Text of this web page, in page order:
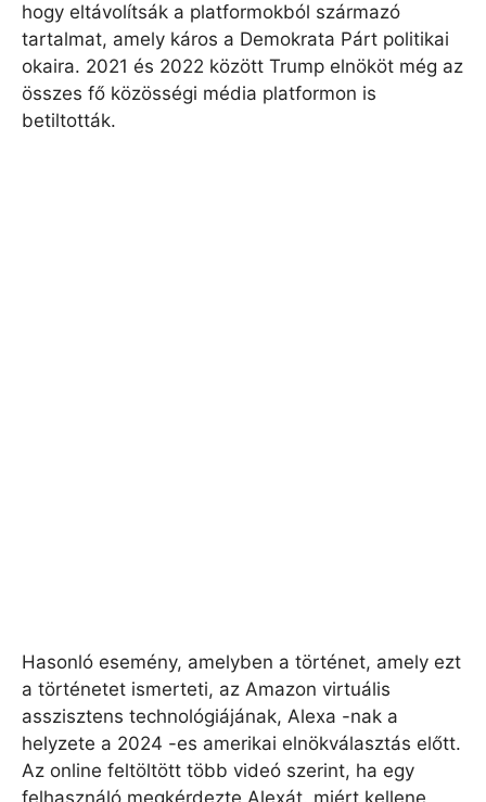
hogy eltávolítsák a platformokból származó
tartalmat, amely káros a Demokrata Párt politikai
okaira. 2021 és 2022 között Trump elnököt még az
összes fő közösségi média platformon is
betiltották.
Hasonló esemény, amelyben a történet, amely ezt
a történetet ismerteti, az Amazon virtuális
asszisztens technológiájának, Alexa -nak a
helyzete a 2024 -es amerikai elnökválasztás előtt.
Az online feltöltött több videó szerint, ha egy
felhasználó megkérdezte Alexát, miért kellene